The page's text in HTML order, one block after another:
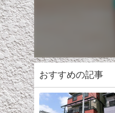
おすすめの記事